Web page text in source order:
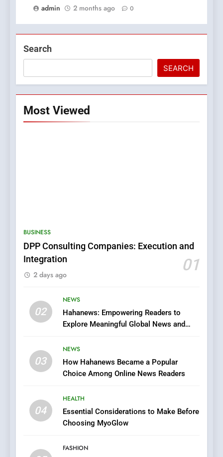
admin
2 months ago 0
Search
SEARCH
Most Viewed
BUSINESS
DPP Consulting Companies: Execution and
Integration
01
2 days ago
02
NEWS
Hahanews: Empowering Readers to
Explore Meaningful Global News and
03
NEWS
How Hahanews Became a Popular
Choice Among Online News Readers
04
HEALTH
Essential Considerations to Make Before
Choosing MyoGlow
FASHION
Films in the Online Era
FASHION
6
Viewer’s Guide to Quality
Streaming Platforms
ENTERTAINMENT
Online Pharmacies: Where
Does Intex Pharma Shop Fit
HEALTH
iPhone17 Zigzag Case:
Discover a Bold Geometric